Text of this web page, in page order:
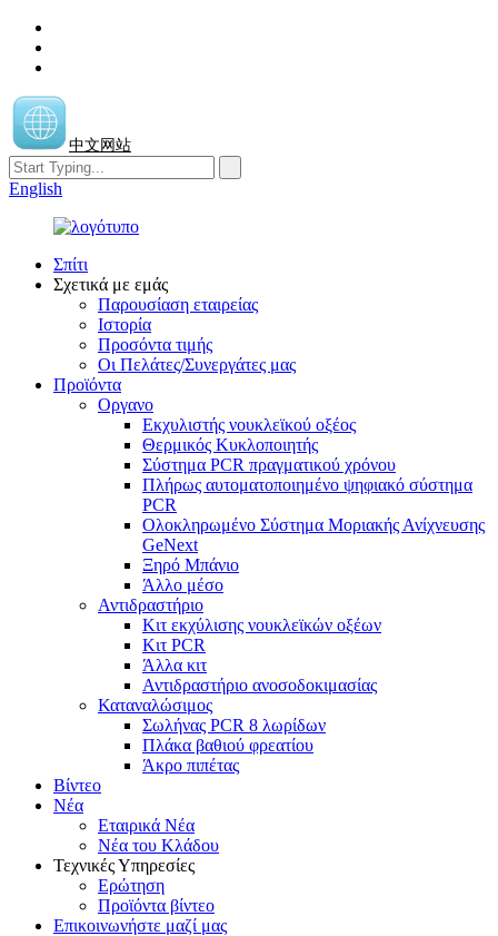
中文网站
English
Σπίτι
Σχετικά με εμάς
Παρουσίαση εταιρείας
Ιστορία
Προσόντα τιμής
Οι Πελάτες/Συνεργάτες μας
Προϊόντα
Οργανο
Εκχυλιστής νουκλεϊκού οξέος
Θερμικός Κυκλοποιητής
Σύστημα PCR πραγματικού χρόνου
Πλήρως αυτοματοποιημένο ψηφιακό σύστημα
PCR
Ολοκληρωμένο Σύστημα Μοριακής Ανίχνευσης
GeNext
Ξηρό Μπάνιο
Άλλο μέσο
Αντιδραστήριο
Κιτ εκχύλισης νουκλεϊκών οξέων
Κιτ PCR
Άλλα κιτ
Αντιδραστήριο ανοσοδοκιμασίας
Καταναλώσιμος
Σωλήνας PCR 8 λωρίδων
Πλάκα βαθιού φρεατίου
Άκρο πιπέτας
Βίντεο
Νέα
Εταιρικά Νέα
Νέα του Κλάδου
Τεχνικές Υπηρεσίες
Ερώτηση
Προϊόντα βίντεο
Επικοινωνήστε μαζί μας